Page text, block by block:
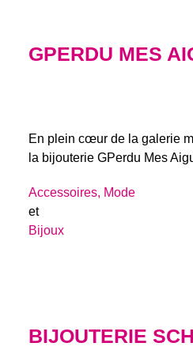
GPERDU MES
En plein cœur de la galerie
la bijouterie GPerdu Mes
Accessoires, Mode
et
Bijoux
BIJOUTERIE